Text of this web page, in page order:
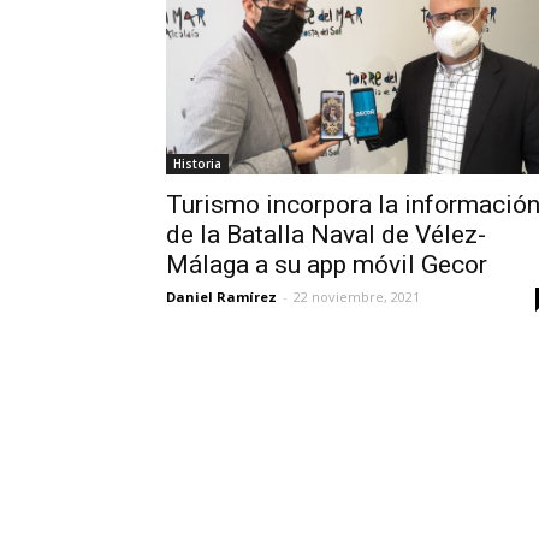
Historia
Turismo incorpora la información
de la Batalla Naval de Vélez-
Málaga a su app móvil Gecor
Daniel Ramírez - 22 noviembre, 2021